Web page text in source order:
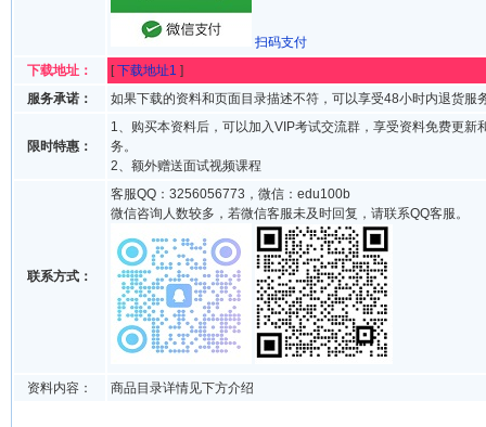
扫码支付
下载地址：
[下载地址1 ]
服务承诺：
如果下载的资料和页面目录描述不符，可以享受48小时内退货服
限时特惠：
1、购买本资料后，可以加入VIP考试交流群，享受资料免费更新
务。
2、额外赠送面试视频课程
联系方式：
客服QQ：3256056773，微信：edu100b
微信咨询人数较多，若微信客服未及时回复，请联系QQ客服。
资料内容： 商品目录详情见下方介绍